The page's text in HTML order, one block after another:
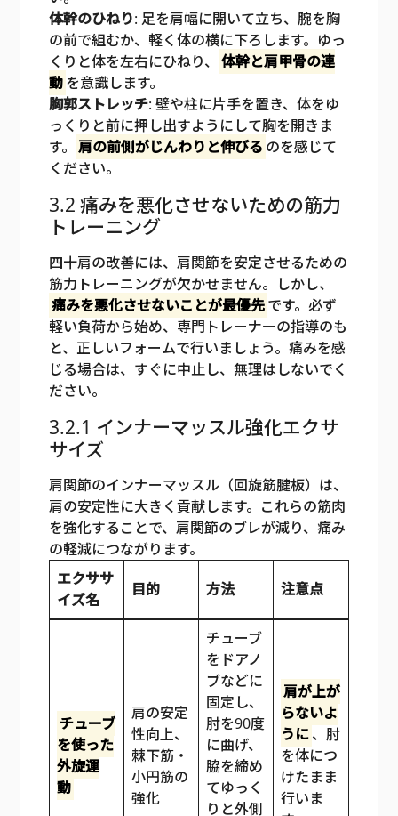
体幹のひねり: 足を肩幅に開いて立ち、腕を胸
の前で組むか、軽く体の横に下ろします。ゆっ
くりと体を左右にひねり、 体幹と肩甲骨の連
動を意識します。
胸郭ストレッチ: 壁や柱に片手を置き、体をゆ
っくりと前に押し出すようにして胸を開きま
す。 肩の前側がじんわりと伸びる のを感じて
ください。
3.2 痛みを悪化させないための筋力
トレーニング
四十肩の改善には、肩関節を安定させるための
筋力トレーニングが欠かせません。しかし、
痛みを悪化させないことが最優先です。必ず
軽い負荷から始め、専門トレーナーの指導のも
と、正しいフォームで行いましょう。痛みを感
じる場合は、すぐに中止し、無理はしないでく
ださい。
3.2.1 インナーマッスル強化エクサ
サイズ
肩関節のインナーマッスル（回旋筋腱板）は、
肩の安定性に大きく貢献します。これらの筋肉
を強化することで、肩関節のブレが減り、痛み
の軽減につながります。
エクササ
イズ名
目的 方法 注意点
チューブ
を使った
外旋運
動
肩の安定
性向上、
棘下筋・
小円筋の
強化
チューブ
をドアノ
ブなどに
固定し、
肘を90度
に曲げ、
脇を締め
てゆっく
りと外側
肩が上が
らないよ
うに、肘
を体につ
けたまま
行いま